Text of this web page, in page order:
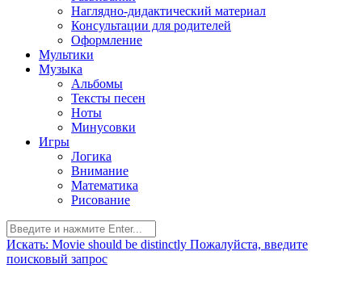
Наглядно-дидактический материал
Консультации для родителей
Оформление
Мультики
Музыка
Альбомы
Тексты песен
Ноты
Минусовки
Игры
Логика
Внимание
Математика
Рисование
Искать: Movie should be distinctly Пожалуйста, введите
поисковый запрос